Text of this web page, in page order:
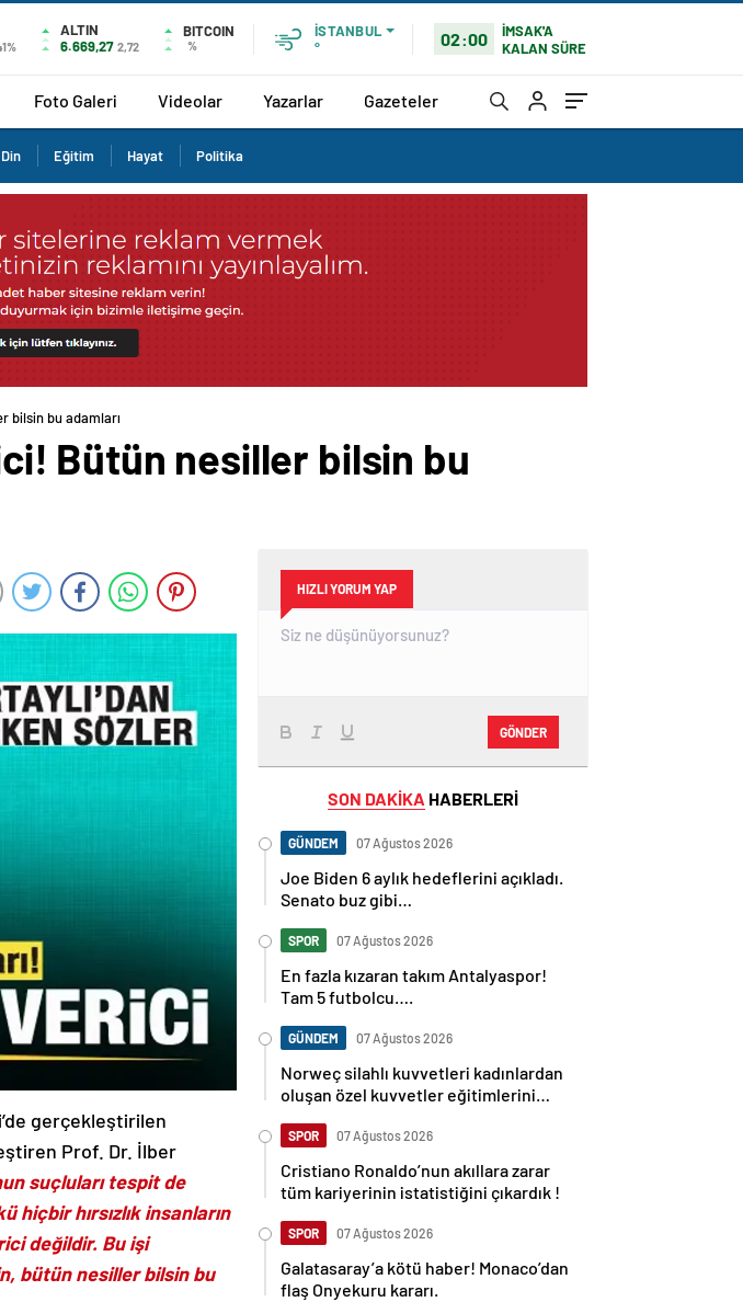
ALTIN
6.669,27 2,72
BITCOIN
%
İSTANBUL
°
02:00
İMSAK'A
KALAN SÜRE
Foto Galeri Videolar Yazarlar Gazeteler
Din Eğitim Hayat Politika
bilsin bu adamları
Bütün nesiller bilsin bu
gerçekleştirilen
Prof. Dr. İlber
suçluları tespit de
hırsızlık insanların
değildir. Bu işi
bütün nesiller bilsin bu
HIZLI YORUM YAP
GÖNDER
SON DAKİKA HABERLERİ
GÜNDEM 07 Ağustos 2026
Joe Biden 6 aylık hedeflerini açıkladı.
Senato buz gibi…
SPOR 07 Ağustos 2026
En fazla kızaran takım Antalyaspor!
Tam 5 futbolcu….
GÜNDEM 07 Ağustos 2026
Norweç silahlı kuvvetleri kadınlardan
oluşan özel kuvvetler eğitimlerini
SPOR 07 Ağustos 2026
Cristiano Ronaldo’nun akıllara zarar
tüm kariyerinin istatistiğini çıkardık !
SPOR 07 Ağustos 2026
Galatasaray’a kötü haber! Monaco’dan
flaş Onyekuru kararı.